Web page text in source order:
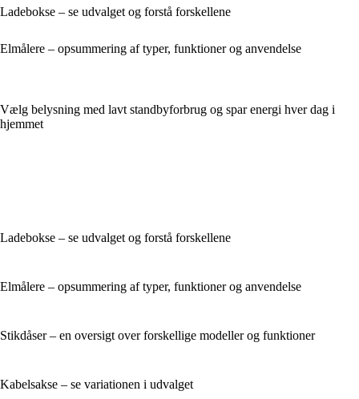
Ladebokse – se udvalget og forstå forskellene
Elmålere – opsummering af typer, funktioner og anvendelse
Vælg belysning med lavt standbyforbrug og spar energi hver dag i
hjemmet
Ladebokse – se udvalget og forstå forskellene
Elmålere – opsummering af typer, funktioner og anvendelse
Stikdåser – en oversigt over forskellige modeller og funktioner
Kabelsakse – se variationen i udvalget